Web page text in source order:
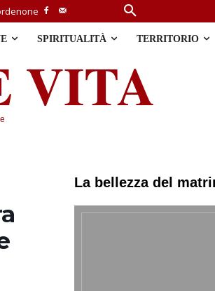
SPIRITUALITÀ TERRITORIO
VITA
La bellezza del